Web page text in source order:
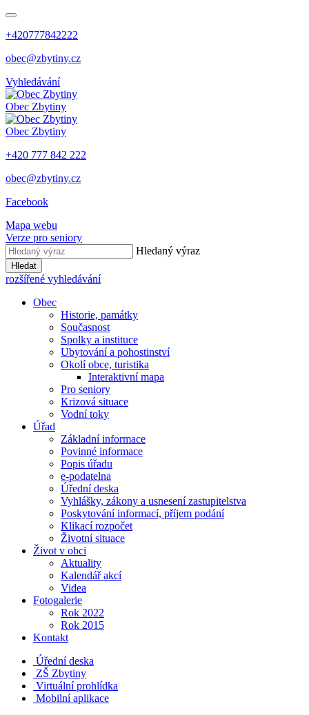
+420777842222
obec@zbytiny.cz
Vyhledávání
Obec Zbytiny
Obec Zbytiny
+420 777 842 222
obec@zbytiny.cz
Facebook
Mapa webu
Verze pro seniory
Hledaný výraz
Hledat
rozšířené vyhledávání
Obec
Historie, památky
Současnost
Spolky a instituce
Ubytování a pohostinství
Okolí obce, turistika
Interaktivní mapa
Pro seniory
Krizová situace
Vodní toky
Úřad
Základní informace
Povinné informace
Popis úřadu
e-podatelna
Úřední deska
Vyhlášky, zákony a usnesení zastupitelstva
Poskytování informací, příjem podání
Klikací rozpočet
Životní situace
Život v obci
Aktuality
Kalendář akcí
Videa
Fotogalerie
Rok 2022
Rok 2015
Kontakt
Úřední deska
ZŠ Zbytiny
Virtuální prohlídka
Mobilní aplikace